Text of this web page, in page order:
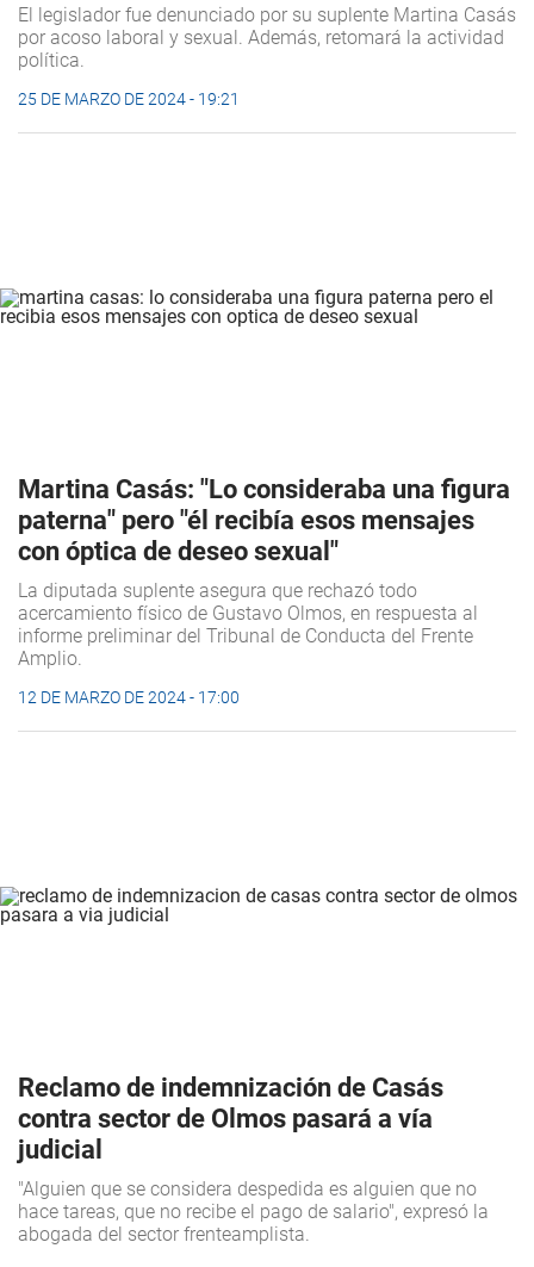
El legislador fue denunciado por su suplente Martina Casás
por acoso laboral y sexual. Además, retomará la actividad
política.
25 DE MARZO DE 2024 - 19:21
Martina Casás: "Lo consideraba una figura
paterna" pero "él recibía esos mensajes
con óptica de deseo sexual"
La diputada suplente asegura que rechazó todo
acercamiento físico de Gustavo Olmos, en respuesta al
informe preliminar del Tribunal de Conducta del Frente
Amplio.
12 DE MARZO DE 2024 - 17:00
Reclamo de indemnización de Casás
contra sector de Olmos pasará a vía
judicial
"Alguien que se considera despedida es alguien que no
hace tareas, que no recibe el pago de salario", expresó la
abogada del sector frenteamplista.